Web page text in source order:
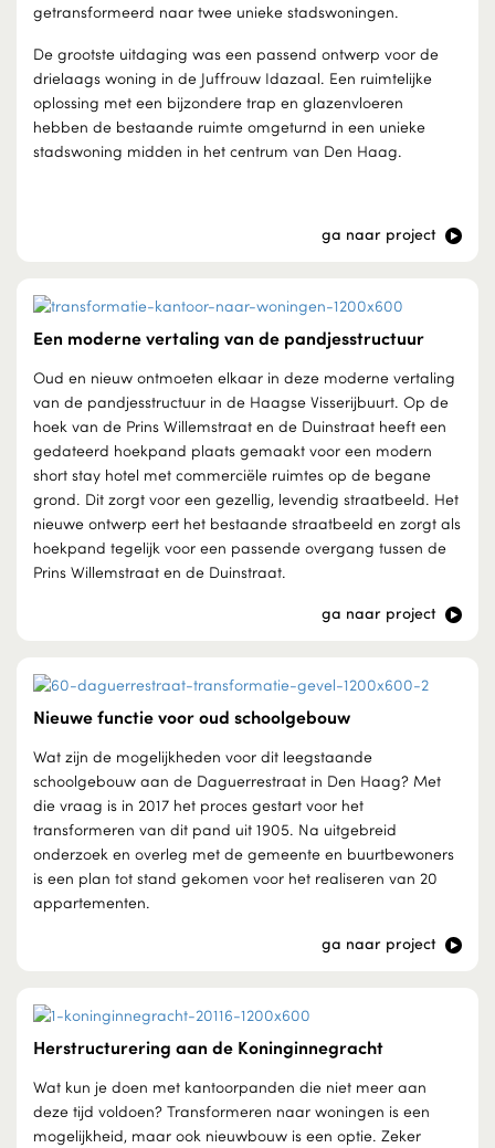
getransformeerd naar twee unieke stadswoningen.
De grootste uitdaging was een passend ontwerp voor de
drielaags woning in de Juffrouw Idazaal. Een ruimtelijke
oplossing met een bijzondere trap en glazenvloeren
hebben de bestaande ruimte omgeturnd in een unieke
stadswoning midden in het centrum van Den Haag.
ga naar project
Een moderne vertaling van de pandjesstructuur
Oud en nieuw ontmoeten elkaar in deze moderne vertaling
van de pandjesstructuur in de Haagse Visserijbuurt. Op de
hoek van de Prins Willemstraat en de Duinstraat heeft een
gedateerd hoekpand plaats gemaakt voor een modern
short stay hotel met commerciële ruimtes op de begane
grond. Dit zorgt voor een gezellig, levendig straatbeeld. Het
nieuwe ontwerp eert het bestaande straatbeeld en zorgt als
hoekpand tegelijk voor een passende overgang tussen de
Prins Willemstraat en de Duinstraat.
ga naar project
Nieuwe functie voor oud schoolgebouw
Wat zijn de mogelijkheden voor dit leegstaande
schoolgebouw aan de Daguerrestraat in Den Haag? Met
die vraag is in 2017 het proces gestart voor het
transformeren van dit pand uit 1905. Na uitgebreid
onderzoek en overleg met de gemeente en buurtbewoners
is een plan tot stand gekomen voor het realiseren van 20
appartementen.
ga naar project
Herstructurering aan de Koninginnegracht
Wat kun je doen met kantoorpanden die niet meer aan
deze tijd voldoen? Transformeren naar woningen is een
mogelijkheid, maar ook nieuwbouw is een optie. Zeker